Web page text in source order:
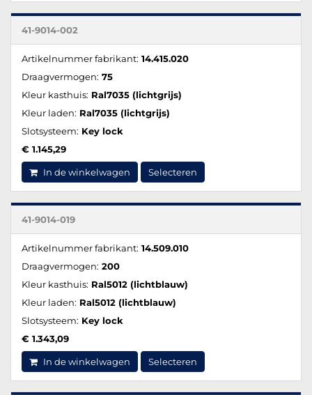
41-9014-002
Artikelnummer fabrikant: 14.415.020
Draagvermogen: 75
Kleur kasthuis: Ral7035 (lichtgrijs)
Kleur laden: Ral7035 (lichtgrijs)
Slotsysteem: Key lock
€ 1.145,29
In de winkelwagen Selecteren
41-9014-019
Artikelnummer fabrikant: 14.509.010
Draagvermogen: 200
Kleur kasthuis: Ral5012 (lichtblauw)
Kleur laden: Ral5012 (lichtblauw)
Slotsysteem: Key lock
€ 1.343,09
In de winkelwagen Selecteren